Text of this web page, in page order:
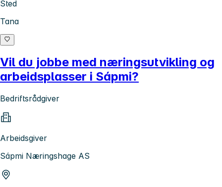
Sted
Tana
Vil du jobbe med næringsutvikling og
arbeidsplasser i Sápmi?
Bedriftsrådgiver
Arbeidsgiver
Sápmi Næringshage AS